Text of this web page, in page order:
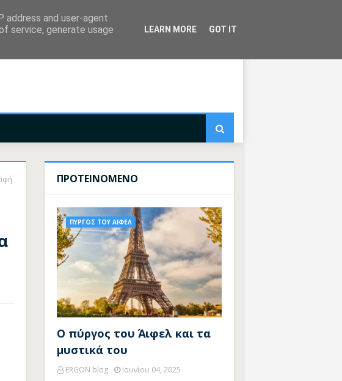
ΠΡΟΤΕΙΝΟΜΕΝΟ
ΠΥΡΓΟΣ ΤΟΥ ΑΙΦΕΛ
Ο πύργος του Άιφελ και τα
μυστικά του
ERGON blog
Ιουνίου 04, 2025
address and user-agent
service, generate usage
LEARN MORE GOT IT